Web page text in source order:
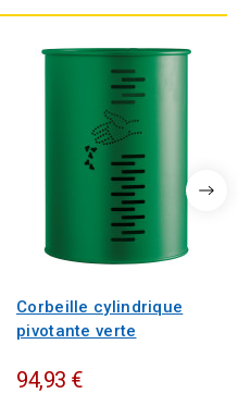
Corbeille cylindrique
pivotante verte
94,93 €